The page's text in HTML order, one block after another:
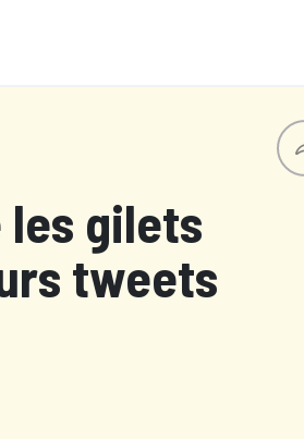
gilets
tweets